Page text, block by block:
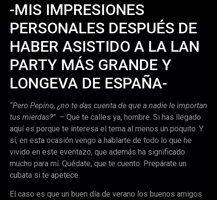
-MIS IMPRESIONES
PERSONALES DESPUÉS DE
HABER ASISTIDO A LA LAN
PARTY MÁS GRANDE Y
LONGEVA DE ESPAÑA-
“Pero Pepino, ¿no te das cuenta de que a nadie le importan
tus mierdas?” – Que te calles ya, hombre. Si has llegado
aquí es porque te interesa el tema al menos un poquito. Y
sí, en esta ocasión vengo a hablarte de todo lo que he
vivido en este eventazo, que además ha significado
mucho para mí. Quédate, que te cuento. Prepárate un
cubata si te apetece.
El caso es que un buen día de verano los buenos amigos